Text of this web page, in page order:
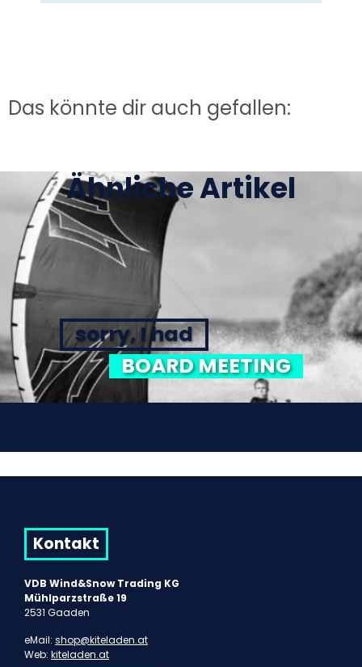
Das könnte dir auch gefallen:
Ähnliche Artikel
sorry, I had
BOARD MEETING
Kontakt
VDB Wind&Snow Trading KG
Mühlparzstraße 19
2531 Gaaden
eMail: shop@kiteladen.at
Web: kiteladen.at